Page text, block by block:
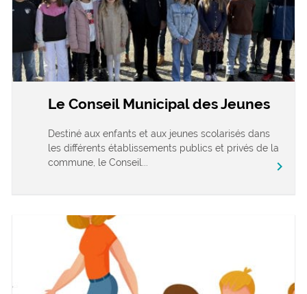
Le Conseil Municipal des Jeunes
Destiné aux enfants et aux jeunes scolarisés dans
les différents établissements publics et privés de la
commune, le Conseil...
chevron_right